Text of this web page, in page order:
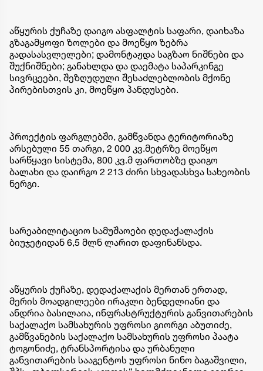
აწყურის ქუჩაზე დაიგო ასფალტის საფარი, დაიხაზა
გზაგამყოფი ზოლები და მოეწყო ზებრა
გადასასვლელები; დამონტაჟდა საგზაო ნიშნები და
შუქნიშნები; განახლდა და დაემატა საპარკინგე
სივრცეები, შეზღუდული შესაძლებლობის მქონე
პირებისთვის კი, მოეწყო პანდუსები.
პროექტის ფარგლებში, გამწვანდა ტერიტორიაზე
არსებული 55 თარგი, 2 000 კვ.მეტრზე მოეწყო
სარწყავი სისტემა, 800 კვ.მ ფართობზე დაიგო
ბალახი და დაირგო 2 213 ძირი სხვადასხვა სახეობის
ნერგი.
სარეაბილიტაციო სამუშაოები დედაქალაქის
ბიუჯეტიდან 6,5 მლნ ლარით დაფინანსდა.
აწყურის ქუჩაზე, დედაქალაქის მერთან ერთად,
მერის მოადგილეები ირაკლი ბენდელიანი და
ანდრია ბასილაია, ინფრასტრუქტურის განვითარების
საქალაქო სამსახურის უფროსი გიორგი აბუთიძე,
გამწვანების საქალაქო სამსახურის უფროსი პაატა
ტოგონიძე, ტრანსპორტისა და ურბანული
განვითარების სააგენტოს უფროსი ნინო ბაგაშვილი,